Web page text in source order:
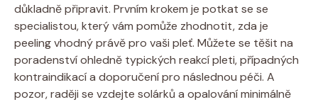
důkladně připravit. Prvním krokem je potkat se se
specialistou, který vám pomůže zhodnotit, zda je
peeling vhodný právě pro vaši pleť. Můžete se těšit na
poradenství ohledně typických reakcí pleti, případných
kontraindikací a doporučení pro následnou péči. A
pozor, raději se vzdejte solárků a opalování minimálně